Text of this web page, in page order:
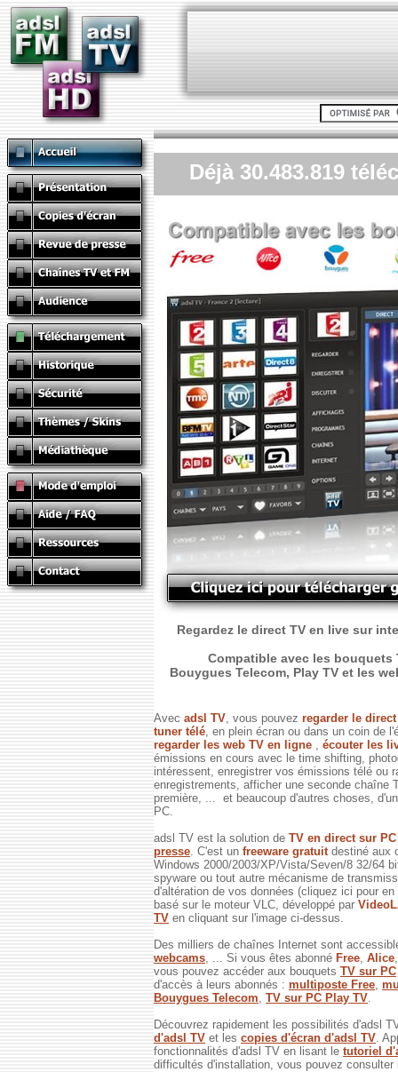
Regardez le direct TV en live sur
Compatible avec les bouquets
Bouygues Telecom, Play TV et les
Avec adsl TV , vous pouvez regarder le
tuner télé , en plein écran ou dans un coin de
regarder les web TV en ligne
écouter les
émissions en cours avec le time shifting,
intéressent, enregistrer vos émissions télé ou
enregistrements, afficher une seconde chaîne
première, ... et beaucoup d'autres choses,
PC.
adsl TV est la solution de TV en direct sur
presse . C'est un freeware gratuit destiné aux
Windows 2000/2003/XP/Vista/Seven/8 32/64
spyware ou tout autre mécanisme de
d'altération de vos données (cliquez ici pour
basé sur le moteur VLC, développé par
TV en cliquant sur l'image ci-dessus.
Des milliers de chaînes Internet sont
webcams , ... Si vous êtes abonné Free Alice
vous pouvez accéder aux bouquets TV sur PC
d'accès à leurs abonnés : multiposte Free
Bouygues Telecom TV sur PC Play TV
Découvrez rapidement les possibilités d'adsl
d'adsl TV et les copies d'écran d'adsl TV .
fonctionnalités d'adsl TV en lisant le tutoriel
difficultés d'installation, vous pouvez